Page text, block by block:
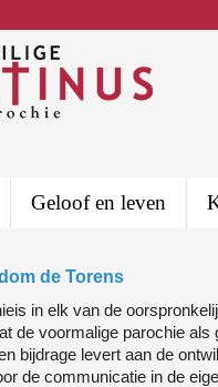
Geloof en leven
de Torens
in elk van de
de voormalige parochie
bijdrage levert aan de
de communicatie in de